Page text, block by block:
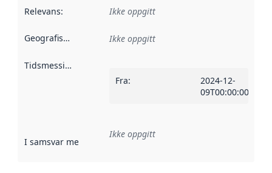
Relevans: Ikke oppgitt
Geografisk avgrensning :
Ikke oppgitt
Tidsmessig avgrensning
Fra:
2024-12-
09T00:00:00Z
I samsvar med Referanse til en implementasjonsregel
Ikke oppgitt